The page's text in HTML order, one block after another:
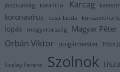
Jászkunság karambol Karcag
koronavírus kosárlabda
lopás magyarország Magyar Péter
Orbán Viktor polgármester Pócs
Szalay Ferenc Szolnok tisza